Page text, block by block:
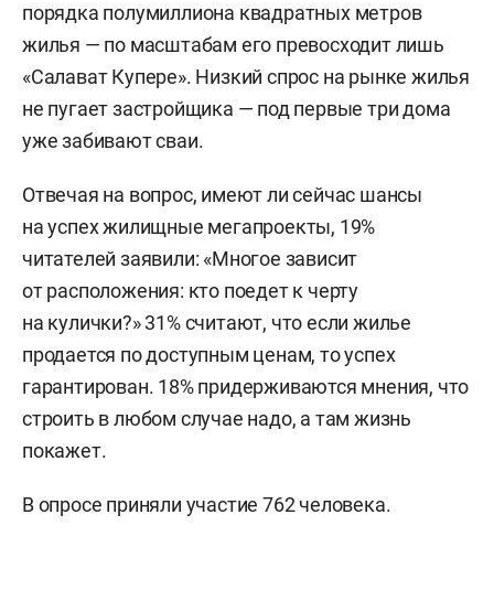
порядка полумиллиона квадратных метров
жилья — по масштабам его превосходит лишь
«Салават Купере». Низкий спрос на рынке жилья
не пугает застройщика — под первые три дома
уже забивают сваи.
Отвечая на вопрос, имеют ли сейчас шансы
на успех жилищные мегапроекты, 19%
читателей заявили: «Многое зависит
от расположения: кто поедет к черту
на кулички?» 31% считают, что если жилье
продается по доступным ценам, то успех
гарантирован. 18% придерживаются мнения, что
строить в любом случае надо, а там жизнь
покажет.
В опросе приняли участие 762 человека.